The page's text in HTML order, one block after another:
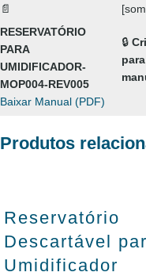
📄
RESERVATÓRIO
PARA
UMIDIFICADOR-
MOP004-REV005
Baixar Manual (PDF)
🔒
Produtos
Reservatório
Descartável
Umidificador